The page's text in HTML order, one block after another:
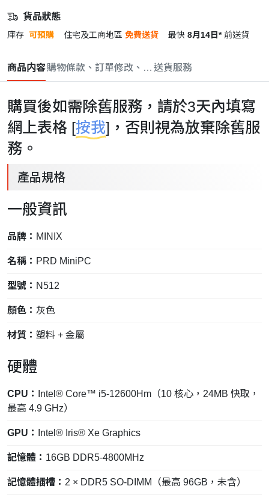
貨品狀態
庫存 可預購 住宅及工商地區 免費送貨 最快 8月14日* 前送貨
商品内容購物條款、訂單修改、取消與退款政策
送貨服務
購買後如需除舊服務，請於3天內填寫
網上表格 [按我]，否則視為放棄除舊服
務。
產品規格
一般資訊
品牌： MINIX
名稱： PRD MiniPC
型號： N512
顏色： 灰色
材質： 塑料 + 金屬
硬體
CPU：
Intel® Core™ i5-12600Hm（10 核心，24MB 快取，
最高 4.9 GHz）
GPU： Intel® Iris® Xe Graphics
記憶體： 16GB DDR5-4800MHz
記憶體插槽： 2 × DDR5 SO-DIMM（最高 96GB，未含）